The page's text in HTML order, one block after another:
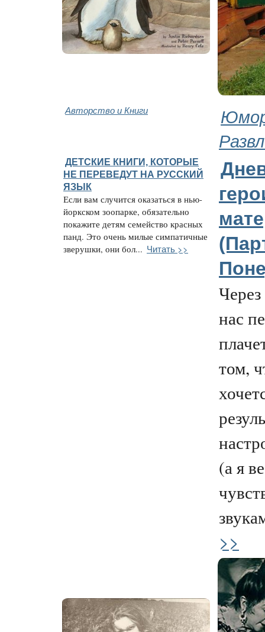
Авторство и Книги
ДЕТСКИЕ КНИГИ, КОТОРЫЕ
НЕ ПЕРЕВЕДУТ НА РУССКИЙ
ЯЗЫК
Если вам случится оказаться в нью-
йоркском зоопарке, обязательно
покажите детям семейство красных
панд. Это очень милые симпатичные
зверушки, они бол... Читать >>
нас
том,
(а я
>>